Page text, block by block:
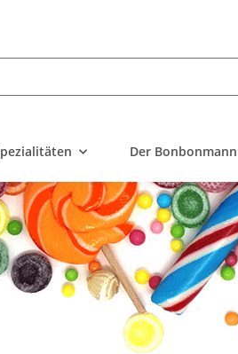
Der Bonbonmann